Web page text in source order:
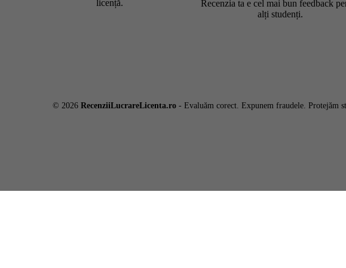
licență.
Recenzia ta e cel mai bun feedback
alți studenți.
© 2026 RecenziiLucrareLicenta.ro- Evaluăm corect. Expunem fraudele. Protejăm